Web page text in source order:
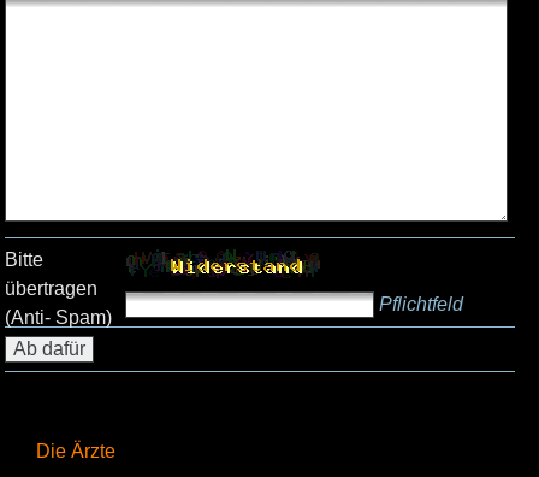
Die Ärzte
Bitte
übertragen
(Anti- Spam)
Pflichtfeld